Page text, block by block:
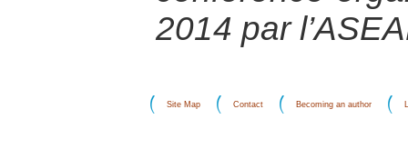
2014 par
Site Map Contact Becoming an author